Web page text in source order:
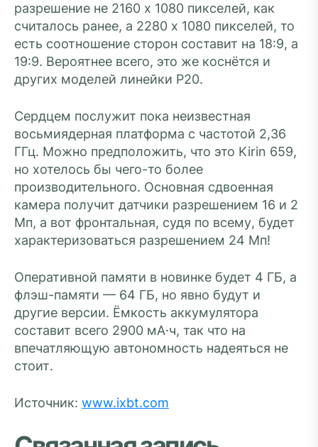
разрешение не 2160 х 1080 пикселей, как
считалось ранее, а 2280 х 1080 пикселей, то
есть соотношение сторон составит на 18:9, а
19:9. Вероятнее всего, это же коснётся и
других моделей линейки P20.
Сердцем послужит пока неизвестная
восьмиядерная платформа с частотой 2,36
ГГц. Можно предположить, что это Kirin 659,
но хотелось бы чего-то более
производительного. Основная сдвоенная
камера получит датчики разрешением 16 и 2
Мп, а вот фронтальная, судя по всему, будет
характеризоваться разрешением 24 Мп!
Оперативной памяти в новинке будет 4 ГБ, а
флэш-памяти — 64 ГБ, но явно будут и
другие версии. Ёмкость аккумулятора
составит всего 2900 мА·ч, так что на
впечатляющую автономность надеяться не
стоит.
Источник: www.ixbt.com